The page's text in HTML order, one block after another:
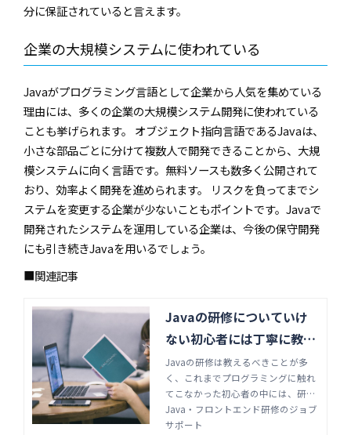
分に保証されていると言えます。
企業の大規模システムに使われている
Javaがプログラミング言語として企業から人気を集めている
理由には、多くの企業の大規模システム開発に使われている
ことも挙げられます。 オブジェクト指向言語であるJavaは、
小さな部品ごとに分けて複数人で開発できることから、大規
模システムに向く言語です。無料ソースも数多く公開されて
おり、効率よく開発を進められます。 リスクを負ってまでシ
ステムを変更する企業が少ないこともポイントです。Javaで
開発されたシステムを運用している企業は、今後の保守開発
にも引き続きJavaを用いるでしょう。
■関連記事
Javaの研修についていけ
ない初心者には丁寧に教え
る。その理由とは | Java・
フロントエンド研修のジョ
ブサポート
Javaの研修は教えるべきことが多
く、これまでプログラミングに触れ
てこなかった初心者の中には、研修
についていけず脱落する人もでてき
てしまいます。なぜ脱落してしまう
Java・フロントエンド研修のジョブ
サポート